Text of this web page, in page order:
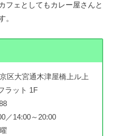
フェとしてもカレー屋さんと
。
区大宮通木津屋橋上ル上
ラット 1F
／14:00～20:00